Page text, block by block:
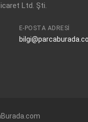
Ltd. Şti.
E-POSTA ADRESI